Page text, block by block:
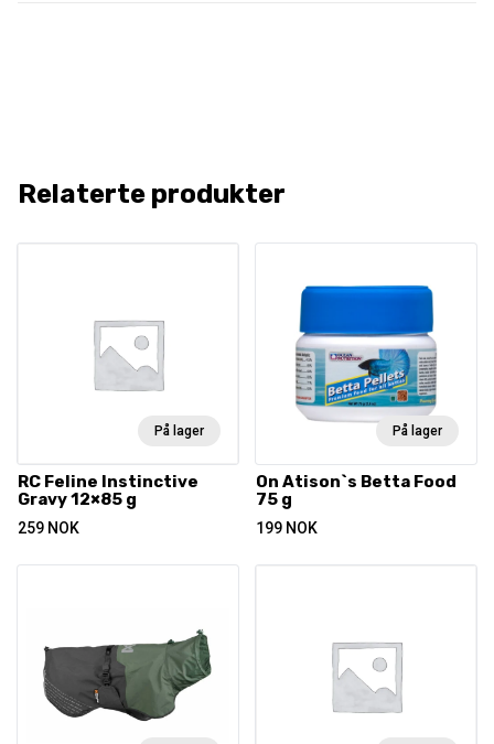
Relaterte produkter
På lager
RC Feline Instinctive
Gravy 12×85 g
259 NOK
På lager
On Atison`s Betta Food
75 g
199 NOK